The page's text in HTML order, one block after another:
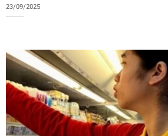
23/09/2025